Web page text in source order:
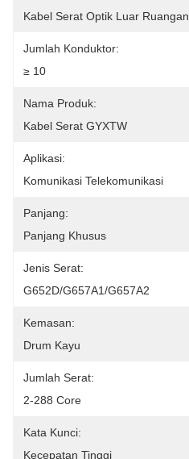
Kabel Serat Optik Luar Ruangan
Jumlah Konduktor:
≥ 10
Nama Produk:
Kabel Serat GYXTW
Aplikasi:
Komunikasi Telekomunikasi
Panjang:
Panjang Khusus
Jenis Serat:
G652D/G657A1/G657A2
Kemasan:
Drum Kayu
Jumlah Serat:
2-288 Core
Kata Kunci:
Kecepatan Tinggi